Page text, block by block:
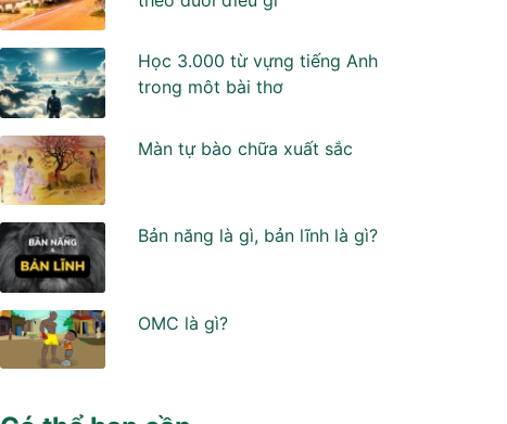
Học 3.000 từ vựng tiếng Anh
trong môt bài thơ
Màn tự bào chữa xuất sắc
Bản năng là gì, bản lĩnh là gì?
OMC là gì?